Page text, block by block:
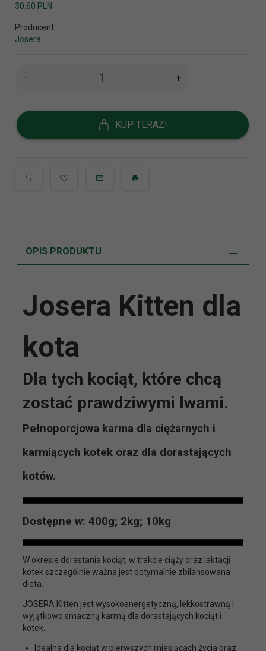
30.60 PLN
Producent:
Josera
KUP TERAZ!
OPIS PRODUKTU
Josera Kitten dla
kota
Dla tych kociąt, które chcą
zostać prawdziwymi lwami.
Pełnoporcjowa karma dla ciężarnych i
karmiących kotek oraz dla dorastających
kotów.
Dostępne w: 400g; 2kg; 10kg
W okresie dorastania kociąt, w trakcie ciąży oraz laktacji
kotek szczególnie ważna jest optymalnie zbilansowana
dieta.
JOSERA Kitten jest wysokoenergetyczną, lekkostrawną i
wyjątkowo smaczną karmą dla dorastających kociąt i
kotek.
Idealna dla kociąt w pierwszych miesiącach życia oraz